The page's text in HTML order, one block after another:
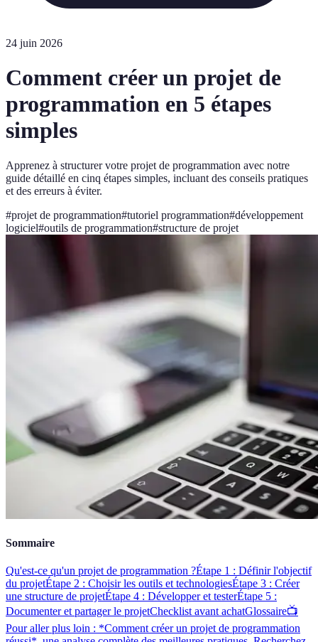
24 juin 2026
Comment créer un projet de
programmation en 5 étapes
simples
Apprenez à structurer votre projet de programmation avec notre
guide détaillé en cinq étapes simples, incluant des conseils pratiques
et des erreurs à éviter.
#projet de programmation#tutoriel programmation#développement
logiciel#outils de programmation#structure de projet
Sommaire
Qu'est-ce qu'un projet de programmation ?Étape 1 : Définir l'objectif
du projetÉtape 2 : Choisir les outils et technologiesÉtape 3 : Créer
une structure de projetÉtape 4 : Développer et testerÉtape 5 :
Documenter et partager le projetChecklist avant achatGlossaire📺
Pour aller plus loin : *Comment créer un projet de programmation